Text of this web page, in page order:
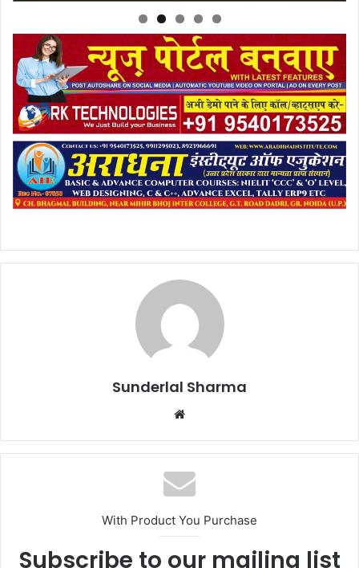
Sunderlal Sharma
Website
With Product You Purchase
Subscribe to our mailing list